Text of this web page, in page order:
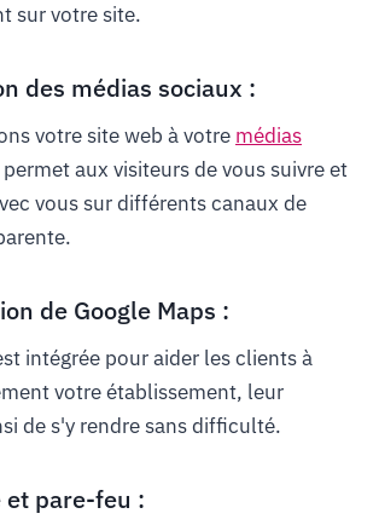
sur votre site.
des médias sociaux :
votre site web à votre médias
aux visiteurs de vous suivre et
vous sur différents canaux de
de Google Maps :
intégrée pour aider les clients à
votre établissement, leur
de s'y rendre sans difficulté.
et pare-feu :